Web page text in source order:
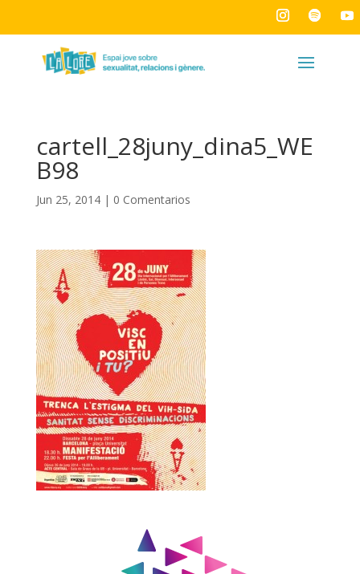
cartell_28juny_dina5_WE
B98
Jun 25, 2014| 0 Comentarios